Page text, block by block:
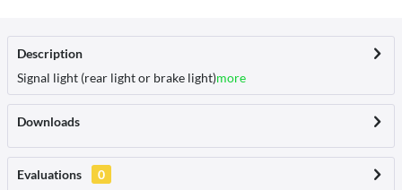
Description
Signal light (rear light or brake light)more
Downloads
Evaluations
0